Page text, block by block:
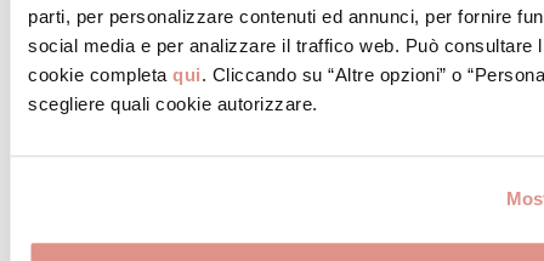
parti, per personalizzare contenuti ed annunci, per fornire
social media e per analizzare il traffico web. Può consultare
cookie completa qui. Cliccando su “Altre opzioni” o
scegliere quali cookie autorizzare.